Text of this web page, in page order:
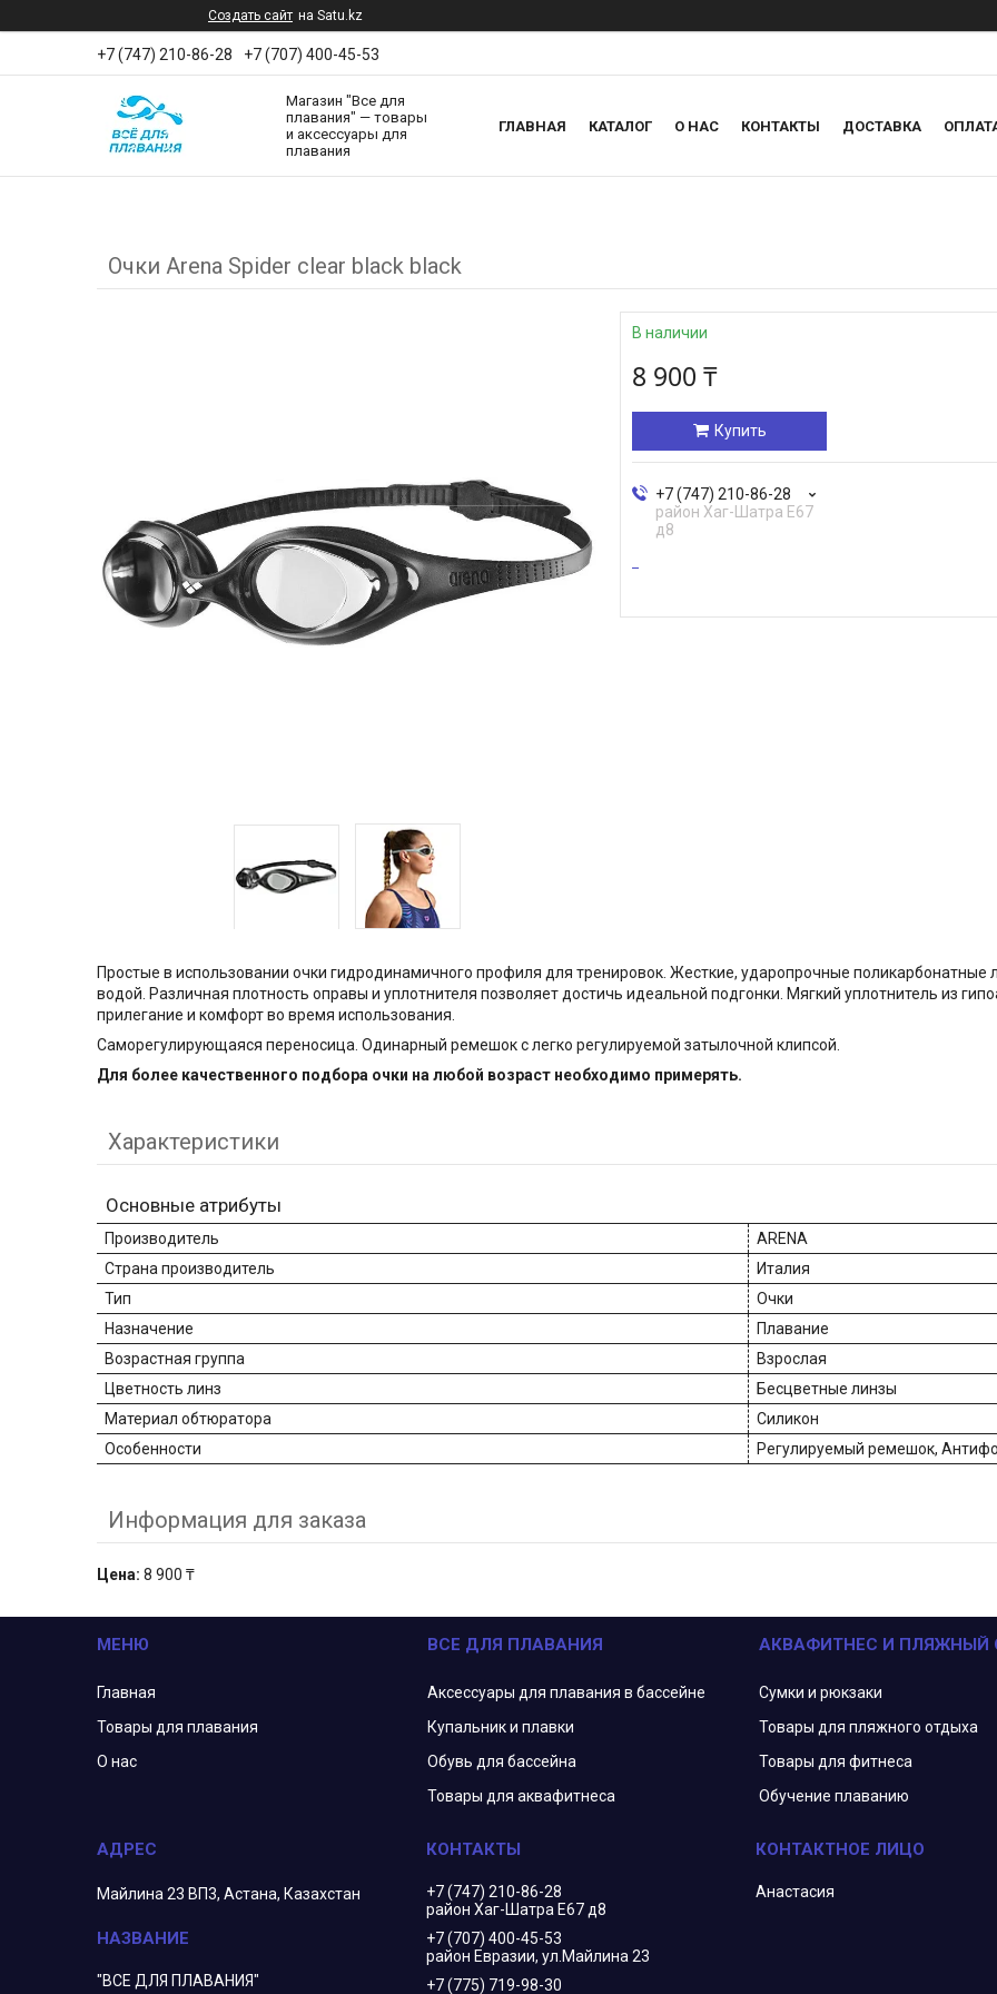
Создать сайт на Satu.kz
+7 (747) 210-86-28 +7 (707) 400-45-53
Магазин "Все для
плавания" — товары
и аксессуары для
плавания
ГЛАВНАЯ КАТАЛОГ О НАС КОНТАКТЫ ДОСТАВКА
Очки Arena Spider clear black black
В наличии
8 900 ₸
Купить
+7 (747) 210-86-28
район Хаг-Шатра Е67
д8
Простые в использовании очки гидродинамичного профиля для тренировок. Жесткие, ударопрочные
водой. Различная плотность оправы и уплотнителя позволяет достичь идеальной подгонки. Мягкий уплотнитель из
прилегание и комфорт во время использования.
Саморегулирующаяся переносица. Одинарный ремешок с легко регулируемой затылочной клипсой.
Для более качественного подбора очки на любой возраст необходимо примерять.
Характеристики
Основные атрибуты
Производитель
ARENA
Страна производитель
Италия
Тип
Очки
Назначение
Плавание
Возрастная группа
Взрослая
Цветность линз
Бесцветные линзы
Материал обтюратора
Силикон
Особенности
Регулируемый ремешок,
Информация для заказа
Цена: 8 900 ₸
МЕНЮ
Главная
Товары для плавания
О нас
ВСЕ ДЛЯ ПЛАВАНИЯ
Аксессуары для плавания в бассейне
Купальник и плавки
Обувь для бассейна
Товары для аквафитнеса
АКВАФИТНЕС И ПЛЯЖНЫЙ
Сумки и рюкзаки
Товары для пляжного отдыха
Товары для фитнеса
Обучение плаванию
Майлина 23 ВП3, Астана, Казахстан
"ВСЕ ДЛЯ ПЛАВАНИЯ"
+7 (747) 210-86-28
район Хаг-Шатра Е67 д8
+7 (707) 400-45-53
район Евразии, ул.Майлина 23
+7 (775) 719-98-30
Анастасия